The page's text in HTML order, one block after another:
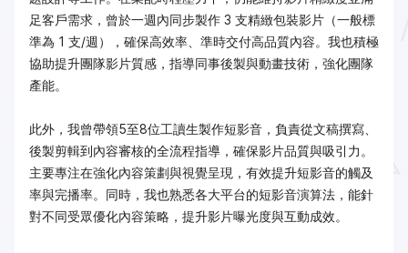
足客戶需求，曾於一週內同步製作 3 支精緻包裝影片（一般標
準為 1 支/週），確保高效率、準時交付高品質內容。我也積極
協助提升團隊影片質感，指導同事後製與動畫技術，強化團隊
產能。
此外，我曾帶領5至8位工讀生製作短影音，負責從文稿撰寫、
後製剪輯到內容審核的全流程指導，確保影片品質與吸引力。
主要專注在強化內容策劃與視覺呈現，有效提升短影音的觸及
率與完播率。同時，我也熟悉各大平台的短影音演算法，能針
對不同受眾優化內容策略，提升影片曝光度與互動成效。